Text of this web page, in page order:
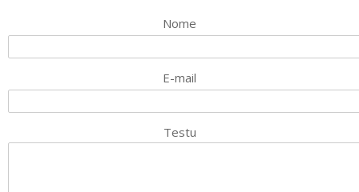
Nome
E-mail
Testu